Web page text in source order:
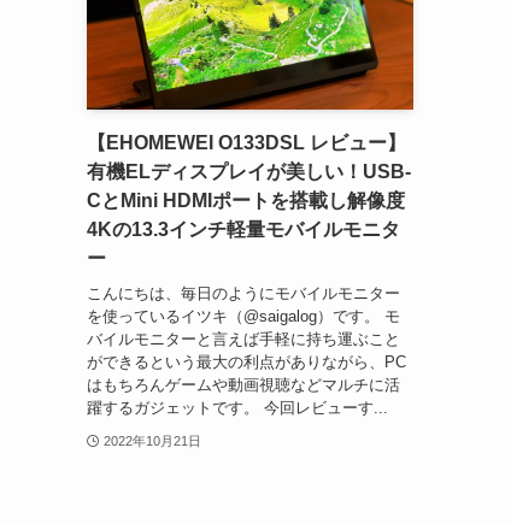
【EHOMEWEI O133DSL レビュー】
有機ELディスプレイが美しい！USB-
CとMini HDMIポートを搭載し解像度
4Kの13.3インチ軽量モバイルモニタ
ー
こんにちは、毎日のようにモバイルモニター
を使っているイツキ（@saigalog）です。 モ
バイルモニターと言えば手軽に持ち運ぶこと
ができるという最大の利点がありながら、PC
はもちろんゲームや動画視聴などマルチに活
躍するガジェットです。 今回レビューす...
2022年10月21日